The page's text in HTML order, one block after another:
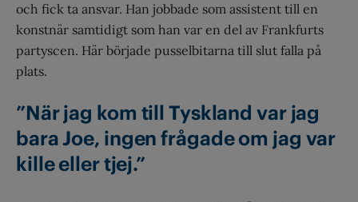
och fick ta ansvar. Han jobbade som assistent till en
konstnär samtidigt som han var en del av Frankfurts
partyscen. Här började pusselbitarna till slut falla på
plats.
”När jag kom till Tyskland var jag
bara Joe, ingen frågade om jag var
kille eller tjej.”